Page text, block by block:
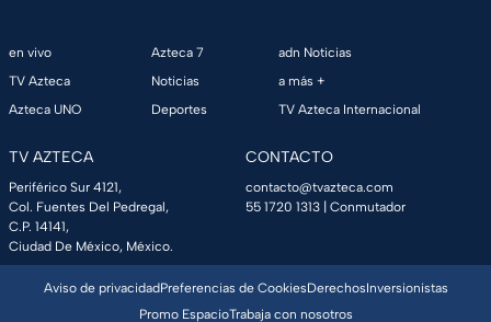
en vivo
TV Azteca
Azteca UNO
Azteca 7
Noticias
Deportes
adn Noticias
a más +
TV Azteca Internacional
TV AZTECA
Periférico Sur 4121,
Col. Fuentes Del Pedregal,
C.P. 14141,
Ciudad De México, México.
CONTACTO
contacto@tvazteca.com
55 1720 1313 | Conmutador
Aviso de privacidadPreferencias de CookiesDerechosInversionistas
Promo EspacioTrabaja con nosotros